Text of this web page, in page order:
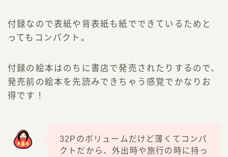
付録なので表紙や背表紙も紙でできているためと
ってもコンパクト。
付録の絵本はのちに書店で発売されたりするので、
発売前の絵本を先読みできちゃう感覚でかなりお
得です！
32Pのボリュームだけど薄くてコンパ
クトだから、外出時や旅行の時に持っ